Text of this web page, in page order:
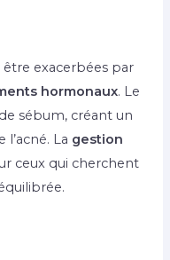
exacerbées par
hormonaux. Le
sébum, créant un
La gestion
ceux qui cherchent